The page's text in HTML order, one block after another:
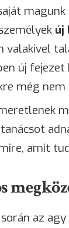
magunk
új
valakivel
új fejezet
még
amit
az